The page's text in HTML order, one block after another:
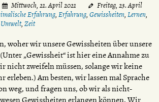
Mittwoch, 21. April 2021
Freitag, 23. April
Erfahrung, Erfahrung, Gewissheiten, Lernen,
Umwelt, Zeit
woher wir unsere Gewissheiten über unsere
„Gewissheit“ ist hier eine Annahme zu
nicht zweifeln müssen, solange wir keine
erleben.) Am besten, wir lassen mal Sprache
weg, und fragen uns, ob wir als nicht-